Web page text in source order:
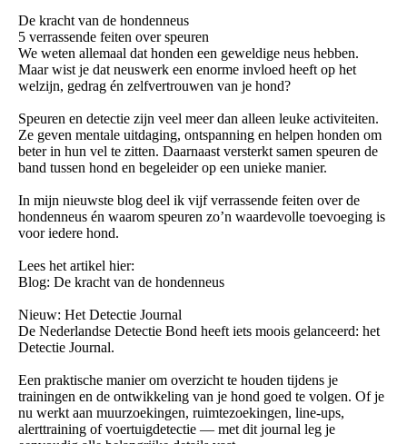
De kracht van de hondenneus
5 verrassende feiten over speuren
We weten allemaal dat honden een geweldige neus hebben.
Maar wist je dat neuswerk een enorme invloed heeft op het
welzijn, gedrag én zelfvertrouwen van je hond?
Speuren en detectie zijn veel meer dan alleen leuke activiteiten.
Ze geven mentale uitdaging, ontspanning en helpen honden om
beter in hun vel te zitten. Daarnaast versterkt samen speuren de
band tussen hond en begeleider op een unieke manier.
In mijn nieuwste blog deel ik vijf verrassende feiten over de
hondenneus én waarom speuren zo’n waardevolle toevoeging is
voor iedere hond.
Lees het artikel hier:
Blog: De kracht van de hondenneus
Nieuw: Het Detectie Journal
De Nederlandse Detectie Bond heeft iets moois gelanceerd: het
Detectie Journal.
Een praktische manier om overzicht te houden tijdens je
trainingen en de ontwikkeling van je hond goed te volgen. Of je
nu werkt aan muurzoekingen, ruimtezoekingen, line-ups,
alerttraining of voertuigdetectie — met dit journal leg je